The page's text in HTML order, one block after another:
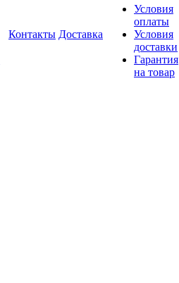
Контакты Доставка
Условия
оплаты
Условия
доставки
Гарантия
на товар